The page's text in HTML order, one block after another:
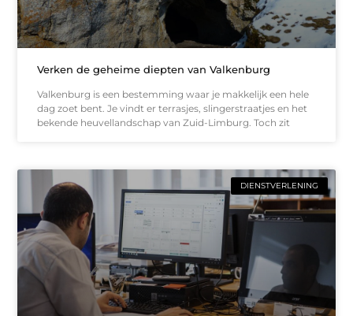
Verken de geheime diepten van Valkenburg
Valkenburg is een bestemming waar je makkelijk een hele
dag zoet bent. Je vindt er terrasjes, slingerstraatjes en het
bekende heuvellandschap van Zuid-Limburg. Toch zit
DIENSTVERLENING